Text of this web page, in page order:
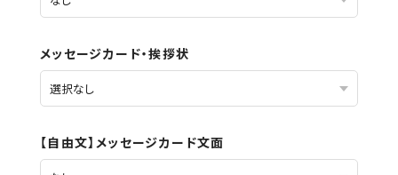
メッセージカード・挨拶状
【自由文】メッセージカード文面